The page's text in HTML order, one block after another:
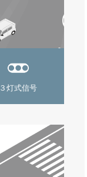
３灯式信号